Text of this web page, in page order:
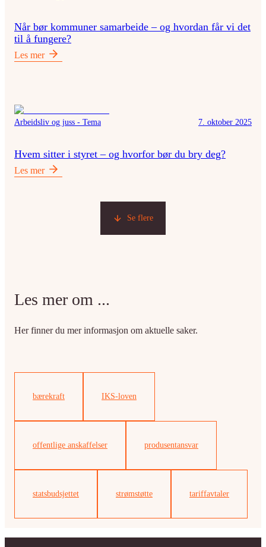
Når bør kommuner samarbeide – og hvordan får vi det
til å fungere?
Les mer
Arbeidsliv og juss - Tema 7. oktober 2025
Hvem sitter i styret – og hvorfor bør du bry deg?
Les mer
Se flere
Les mer om ...
Her finner du mer informasjon om aktuelle saker.
bærekraft IKS-loven
offentlige anskaffelser produsentansvar
statsbudsjettet strømstøtte tariffavtaler